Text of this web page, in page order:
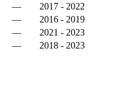
—
2017 - 2022
—
2016 - 2019
—
2021 - 2023
—
2018 - 2023